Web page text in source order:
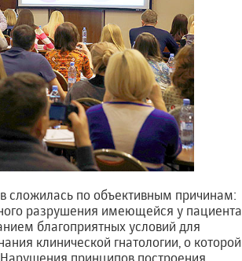
сложилась по объективным причинам:
разрушения имеющейся у пациента
благоприятных условий для
клинической гнатологии, о которой
принципов построения